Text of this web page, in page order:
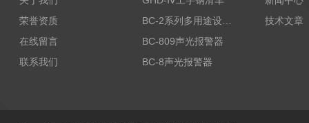
荣誉资质
在线留言
联系我们
BC-809声光报警器
BC-8声光报警器
技术文章